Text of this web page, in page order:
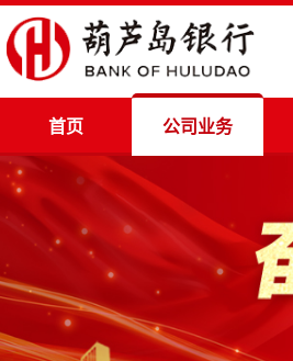
首页 公司业务